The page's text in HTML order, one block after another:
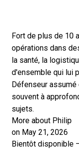
Fort de plus de 10
opérations dans
la santé, la
d'ensemble qui lui
Défenseur
souvent à
sujets.
More about Philip
on May 21, 2026
Bientôt disponible